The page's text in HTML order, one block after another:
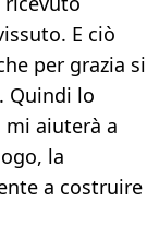
E ciò
per grazia si
Quindi lo
mi aiuterà a
la
a costruire